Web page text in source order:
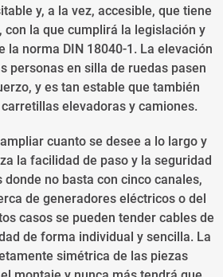
y, a la vez, accesible, que tiene
con la que cumplirá la legislación y
la norma DIN 18040-1. La elevación
personas en silla de ruedas pasen
y es tan estable que también
elevadoras y camiones.
cuanto se desee a lo largo y
la facilidad de paso y la seguridad
donde no basta con cinco canales,
de generadores eléctricos o del
casos se pueden tender cables de
de forma individual y sencilla. La
simétrica de las piezas